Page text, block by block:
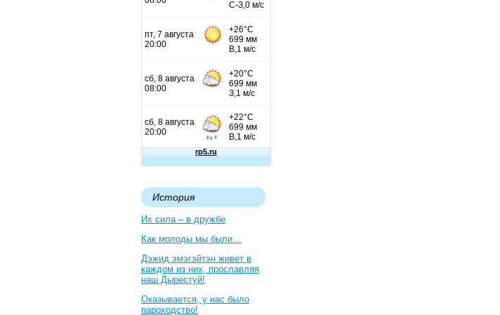
История
Их сила – в дружбе
Как молоды мы были…
Дэжид эмэгэйтэн живет в
каждом из них, прославляя
наш Дырестуй!
Оказывается, у нас было
пароходство!